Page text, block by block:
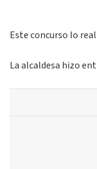
Este concurso lo
La alcaldesa hizo